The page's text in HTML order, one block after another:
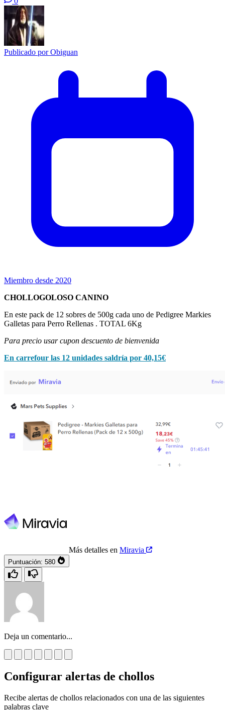
Publicado porObiguan
Miembro desde 2020
CHOLLOGOLOSO CANINO
En este pack de 12 sobres de 500g cada uno de Pedigree Markies
Galletas para Perro Rellenas . TOTAL 6Kg
Para precio usar cupon descuento de bienvenida
En carrefour las 12 unidades saldría por 40,15€
Más detalles en Miravia
Puntuación: 580
Deja un comentario...
Configurar alertas de chollos
Recibe alertas de chollos relacionados con una de las siguientes
palabras clave